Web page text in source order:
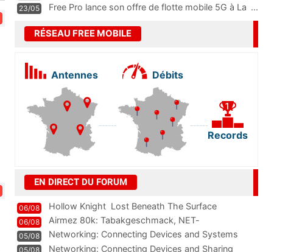
23/05 Free Pro lance son offre de flotte mobile 5G à La ...
RÉSEAU FREE MOBILE
Antennes Débits
Records
EN DIRECT DU FORUM
06/08 Hollow Knight  Lost Beneath The Surface
06/08
Airmez 80k: Tabakgeschmack, NET-
Technologie und Leistung im
05/08 Networking: Connecting Devices and Systems
05/08
Networking: Connecting Devices and Sharing